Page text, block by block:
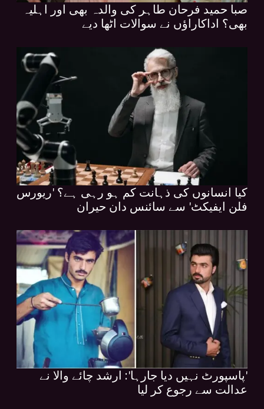
صبا حمید فرحان طاہر کی والدہ بھی اور اہلیہ
بھی؟ اداکاراؤں نے سوالات اٹھا دیے
کیا انسانوں کی ذہانت کم ہو رہی ہے؟ 'ریورس
فلن ایفیکٹ' سے سائنس دان حیران
'پاسپورٹ نہیں دیا جارہا': ارشد چائے والا نے
عدالت سے رجوع کر لیا